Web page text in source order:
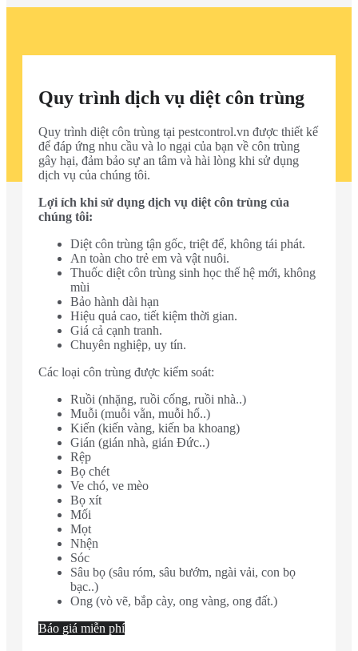
Quy trình dịch vụ diệt côn trùng
Quy trình diệt côn trùng tại pestcontrol.vn được thiết kế
để đáp ứng nhu cầu và lo ngại của bạn về côn trùng
gây hại, đảm bảo sự an tâm và hài lòng khi sử dụng
dịch vụ của chúng tôi.
Lợi ích khi sử dụng dịch vụ diệt côn trùng của
chúng tôi:
Diệt côn trùng tận gốc, triệt để, không tái phát.
An toàn cho trẻ em và vật nuôi.
Thuốc diệt côn trùng sinh học thế hệ mới, không
mùi
Bảo hành dài hạn
Hiệu quả cao, tiết kiệm thời gian.
Giá cả cạnh tranh.
Chuyên nghiệp, uy tín.
Các loại côn trùng được kiểm soát:
Ruồi (nhặng, ruồi cống, ruồi nhà..)
Muỗi (muỗi vằn, muỗi hổ..)
Kiến (kiến vàng, kiến ba khoang)
Gián (gián nhà, gián Đức..)
Rệp
Bọ chét
Ve chó, ve mèo
Bọ xít
Mối
Mọt
Nhện
Sóc
Sâu bọ (sâu róm, sâu bướm, ngài vải, con bọ
bạc..)
Ong (vò vẽ, bắp cày, ong vàng, ong đất.)
Báo giá miễn phí